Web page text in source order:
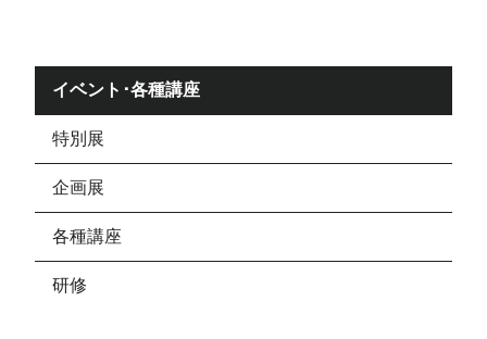
イベント･各種講座
特別展
企画展
各種講座
研修